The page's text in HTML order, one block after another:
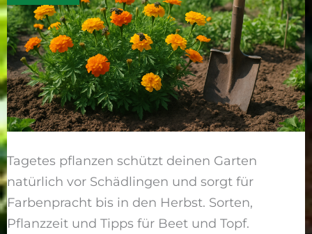
Tagetes pflanzen schützt deinen Garten
natürlich vor Schädlingen und sorgt für
Farbenpracht bis in den Herbst. Sorten,
Pflanzzeit und Tipps für Beet und Topf.